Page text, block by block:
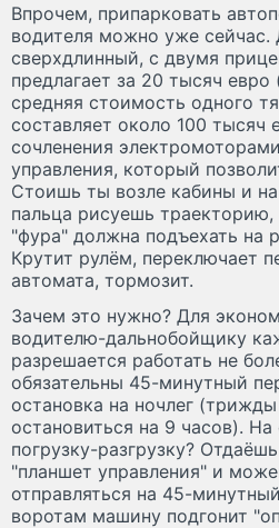
Впрочем, припарковать
водителя можно уже сейчас.
сверхдлинный, с двумя
предлагает за 20 тысяч евро
средняя стоимость одного
составляет около 100 тысяч
сочленения
управления, который
Стоишь ты возле кабины и
пальца рисуешь
"фура" должна подъехать на
Крутит рулём, переключает
автомата, тормозит.
Зачем это нужно? Для
водителю-дальнобойщику
разрешается работать не
обязательны 45-минутный
остановка на ночлег
остановиться на 9 часов). На
погрузку-разгрузку?
"планшет управления" и
отправляться на 45-
воротам машину подгонит